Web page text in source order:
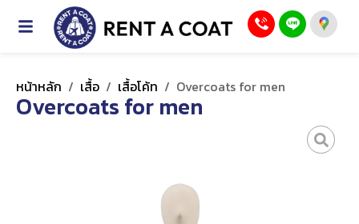
หน้าหลัก / เสื้อ / เสื้อโค้ท / Overcoats for men
Overcoats for men